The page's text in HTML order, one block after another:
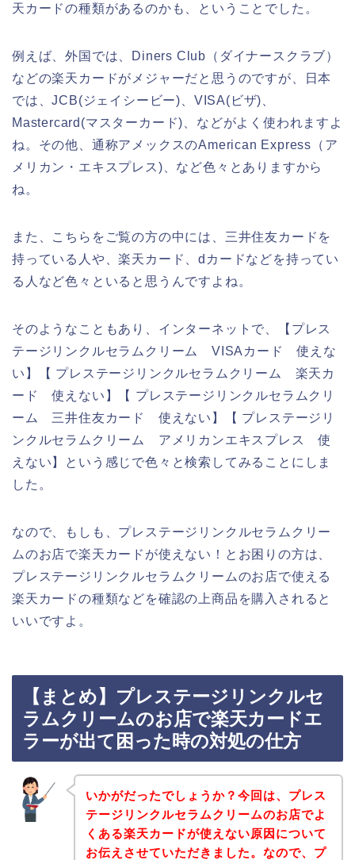
天カードの種類があるのかも、ということでした。
例えば、外国では、Diners Club（ダイナースクラブ）
などの楽天カードがメジャーだと思うのですが、日本
では、JCB(ジェイシービー)、VISA(ビザ)、
Mastercard(マスターカード)、などがよく使われますよ
ね。その他、通称アメックスのAmerican Express（ア
メリカン・エキスプレス)、など色々とありますから
ね。
また、こちらをご覧の方の中には、三井住友カードを
持っている人や、楽天カード、dカードなどを持ってい
る人など色々といると思うんですよね。
そのようなこともあり、インターネットで、【プレス
テージリンクルセラムクリーム VISAカード 使えな
い】【 プレステージリンクルセラムクリーム 楽天カ
ード 使えない】【 プレステージリンクルセラムクリ
ーム 三井住友カード 使えない】【 プレステージリ
ンクルセラムクリーム アメリカンエキスプレス 使
えない】という感じで色々と検索してみることにしま
した。
なので、もしも、プレステージリンクルセラムクリー
ムのお店で楽天カードが使えない！とお困りの方は、
プレステージリンクルセラムクリームのお店で使える
楽天カードの種類などを確認の上商品を購入されると
いいですよ。
【まとめ】プレステージリンクルセ
ラムクリームのお店で楽天カードエ
ラーが出て困った時の対処の仕方
いかがだったでしょうか？今回は、プレス
テージリンクルセラムクリームのお店でよ
くある楽天カードが使えない原因について
お伝えさせていただきました。なので、プ